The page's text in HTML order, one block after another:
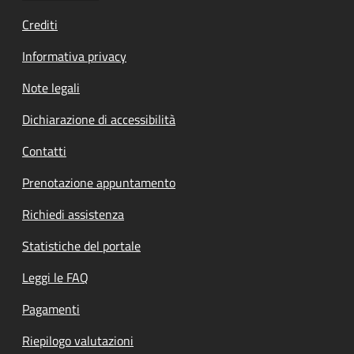
Crediti
Informativa privacy
Note legali
Dichiarazione di accessibilità
Contatti
Prenotazione appuntamento
Richiedi assistenza
Statistiche del portale
Leggi le FAQ
Pagamenti
Riepilogo valutazioni